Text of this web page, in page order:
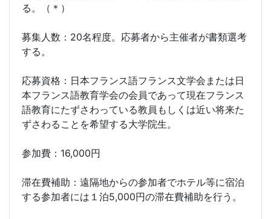
る。（＊）
募集人数：20名程度。応募者から主催者が書類選考
する。
応募資格：日本フランス語フランス文学会または日
本フランス語教育学会の会員であって現在フランス
語教育にたずさわっている教員もしくは近い将来た
ずさわることを希望する大学院生。
参加費：16,000円
滞在費補助：遠隔地からの参加者でホテル等に宿泊
する参加者には１泊5,000円の滞在費補助を行う。